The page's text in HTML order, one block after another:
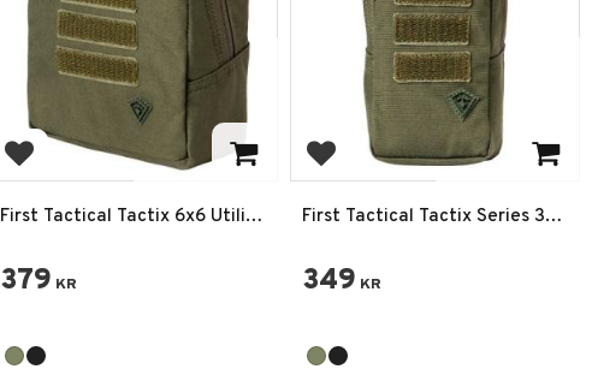
Lägg till i favoriter
First Tactical Tactix 6x6 Utility
379 KR
Lägg till i favoriter
First Tactical Tactix Series 3X6
349 KR